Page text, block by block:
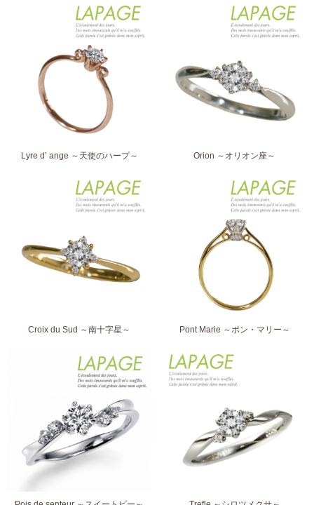
Lyre d’ ange ～天使のハープ～ Orion ～オリオン座～
Croix du Sud ～南十字星～ Pont Marie ～ポン・マリー～